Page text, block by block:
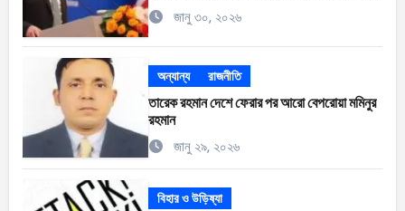
জানু ৩০, ২০২৬
অন্যান্য রাজনীতি
তারেক রহমান দেশে ফেরার পর আরো বেপরোয়া মমিনুর
রহমান
জানু ২৯, ২০২৬
বিহার ও উড়িষ্যা